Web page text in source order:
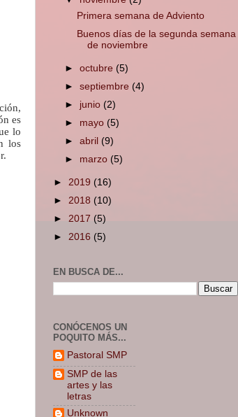
es
lo
los
Primera semana de Adviento
Buenos días de la segunda semana
de noviembre
►octubre(5)
►septiembre(4)
► junio(2)
► mayo(5)
►abril(9)
► marzo (5)
► 2019 (16)
► 2018 (10)
► 2017 (5)
► 2016 (5)
EN BUSCA DE...
CONÓCENOS UN
POQUITO MÁS...
Pastoral SMP
SMP de las
artes y las
letras
Unknown